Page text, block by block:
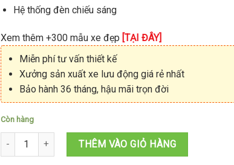
Hệ thống đèn chiếu sáng
Xem thêm +300 mẫu xe đẹp [TẠI ĐÂY]
Miễn phí tư vấn thiết kế
Xưởng sản xuất xe lưu động giá rẻ nhất
Bảo hành 36 tháng, hậu mãi trọn đời
Còn hàng
Xe ăn vặt 1M2x60x1M9 số lượngTHÊM VÀO GIỎ HÀNG